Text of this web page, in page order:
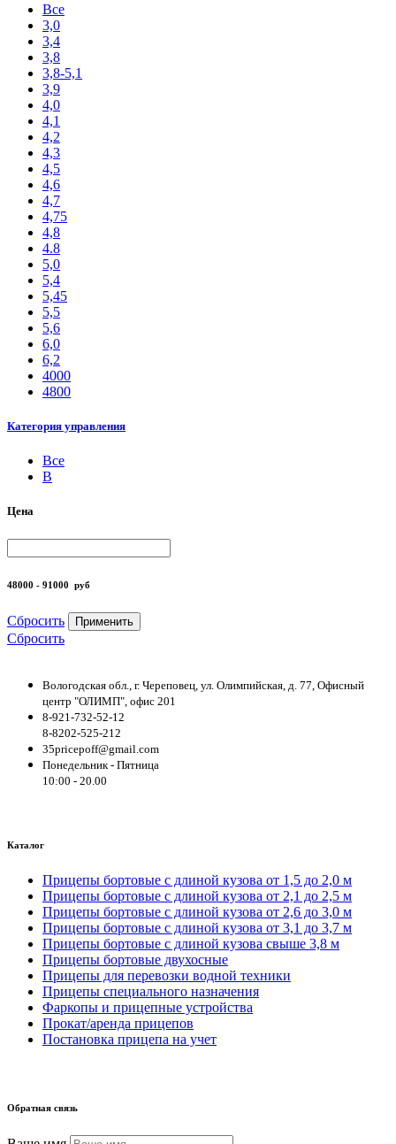
Все
3,0
3,4
3,8
3,8-5,1
3,9
4,0
4,1
4,2
4,3
4,5
4,6
4,7
4,75
4,8
4.8
5,0
5,4
5,45
5,5
5,6
6,0
6,2
4000
4800
Категория управления
Все
B
Цена
48000 - 91000 руб
Сбросить Применить
Сбросить
Вологодская обл., г. Череповец, ул. Олимпийская, д. 77, Офисный
центр "ОЛИМП", офис 201
8-921-732-52-12
8-8202-525-212
35pricepoff@gmail.com
Понедельник - Пятница
10:00 - 20.00
Каталог
Прицепы бортовые с длиной кузова от 1,5 до 2,0 м
Прицепы бортовые с длиной кузова от 2,1 до 2,5 м
Прицепы бортовые с длиной кузова от 2,6 до 3,0 м
Прицепы бортовые с длиной кузова от 3,1 до 3,7 м
Прицепы бортовые с длиной кузова свыше 3,8 м
Прицепы бортовые двухосные
Прицепы для перевозки водной техники
Прицепы специального назначения
Фаркопы и прицепные устройства
Прокат/аренда прицепов
Постановка прицепа на учет
Обратная связь